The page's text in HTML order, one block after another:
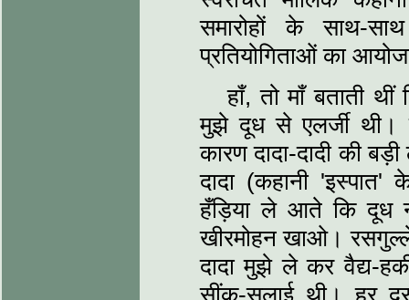
समारोहों के साथ-
प्रतियोगिताओं का
हाँ, तो माँ बताती
मुझे दूध से एलर्जी थी।
कारण दादा-दादी की
दादा (कहानी 'इस्पात'
हँड़िया ले आते कि दूध
खीरमोहन खाओ।
दादा मुझे ले कर वैद्य-
सींक-सलाई थी। हर